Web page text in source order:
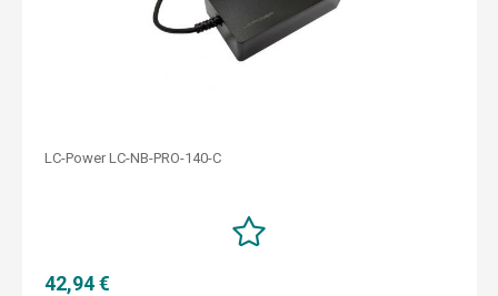
LC-Power LC-NB-PRO-140-C
42,94 €